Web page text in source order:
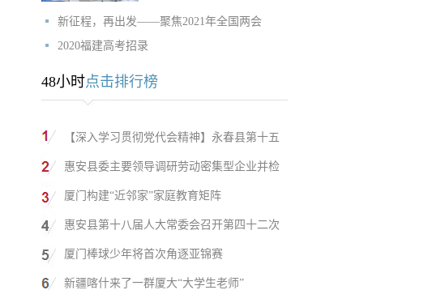
新征程，再出发——聚焦2021年全国两会
2020福建高考招录
48小时点击排行榜
【深入学习贯彻党代会精神】永春县第十五
惠安县委主要领导调研劳动密集型企业并检
厦门构建“近邻家”家庭教育矩阵
惠安县第十八届人大常委会召开第四十二次
厦门棒球少年将首次角逐亚锦赛
新疆喀什来了一群厦大“大学生老师”